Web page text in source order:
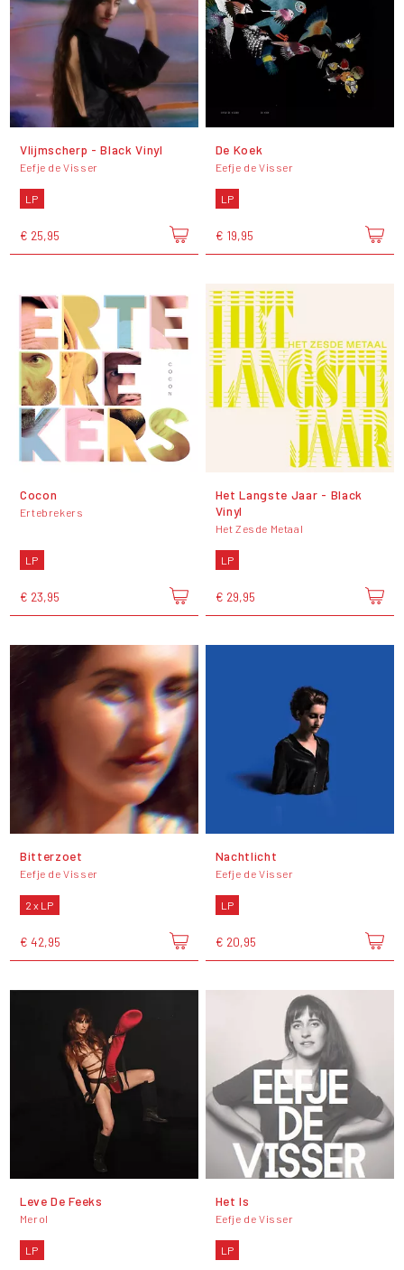
Vlijmscherp - Black Vinyl
Eefje de Visser
LP
€ 25,95
De Koek
Eefje de Visser
LP
€ 19,95
Cocon
Ertebrekers
LP
€ 23,95
Het Langste Jaar - Black
Vinyl
Het Zesde Metaal
LP
€ 29,95
Bitterzoet
Eefje de Visser
2 x LP
€ 42,95
Nachtlicht
Eefje de Visser
LP
€ 20,95
Leve De Feeks
Merol
LP
Het Is
Eefje de Visser
LP